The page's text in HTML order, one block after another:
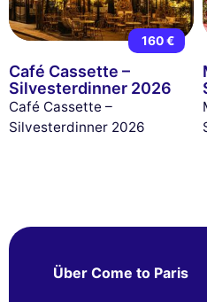
160 €
Café Cassette –
Silvesterdinner 2026
Café Cassette –
Silvesterdinner 2026
Über Come to Paris